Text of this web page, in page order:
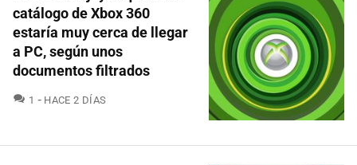
catálogo de Xbox 360
estaría muy cerca de llegar
a PC, según unos
documentos filtrados
1 COMENTARIOS
HACE 2 DÍAS